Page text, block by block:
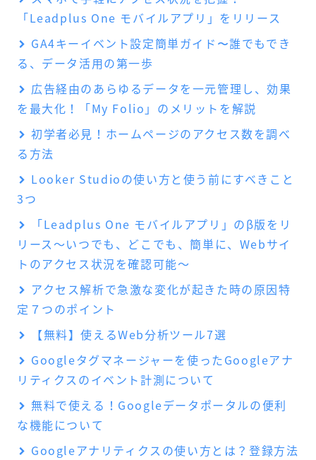
「Leadplus One モバイルアプリ」をリリース
GA4キーイベント設定簡単ガイド〜誰でもでき
る、データ活用の第一歩
広告経由のあらゆるデータを一元管理し、効果
を最大化！「My Folio」のメリットを解説
初学者必見！ホームページのアクセス数を調べ
る方法
Looker Studioの使い方と使う前にすべきこと
3つ
「Leadplus One モバイルアプリ」のβ版をリ
リース～いつでも、どこでも、簡単に、Webサイ
トのアクセス状況を確認可能～
アクセス解析で急激な変化が起きた時の原因特
定７つのポイント
【無料】使えるWeb分析ツール7選
Googleタグマネージャーを使ったGoogleアナ
リティクスのイベント計測について
無料で使える！Googleデータポータルの便利
な機能について
Googleアナリティクスの使い方とは？登録方法